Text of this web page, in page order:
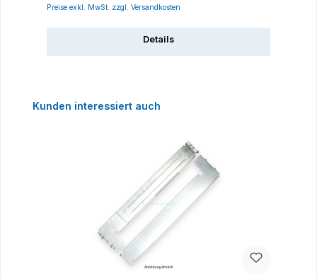
Preise exkl. MwSt. zzgl. Versandkosten
Details
Produktgalerie überspringen
Kunden interessiert auch